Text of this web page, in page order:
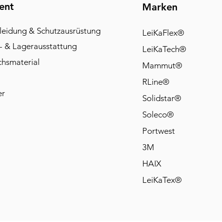
& Schutzausrüstung
& Lagerausstattung
Marken
LeiKaFlex®
LeiKaTech®
Mammut®
RLine®
Solidstar®
Soleco®
Portwest
3M
HAIX
LeiKaTex®